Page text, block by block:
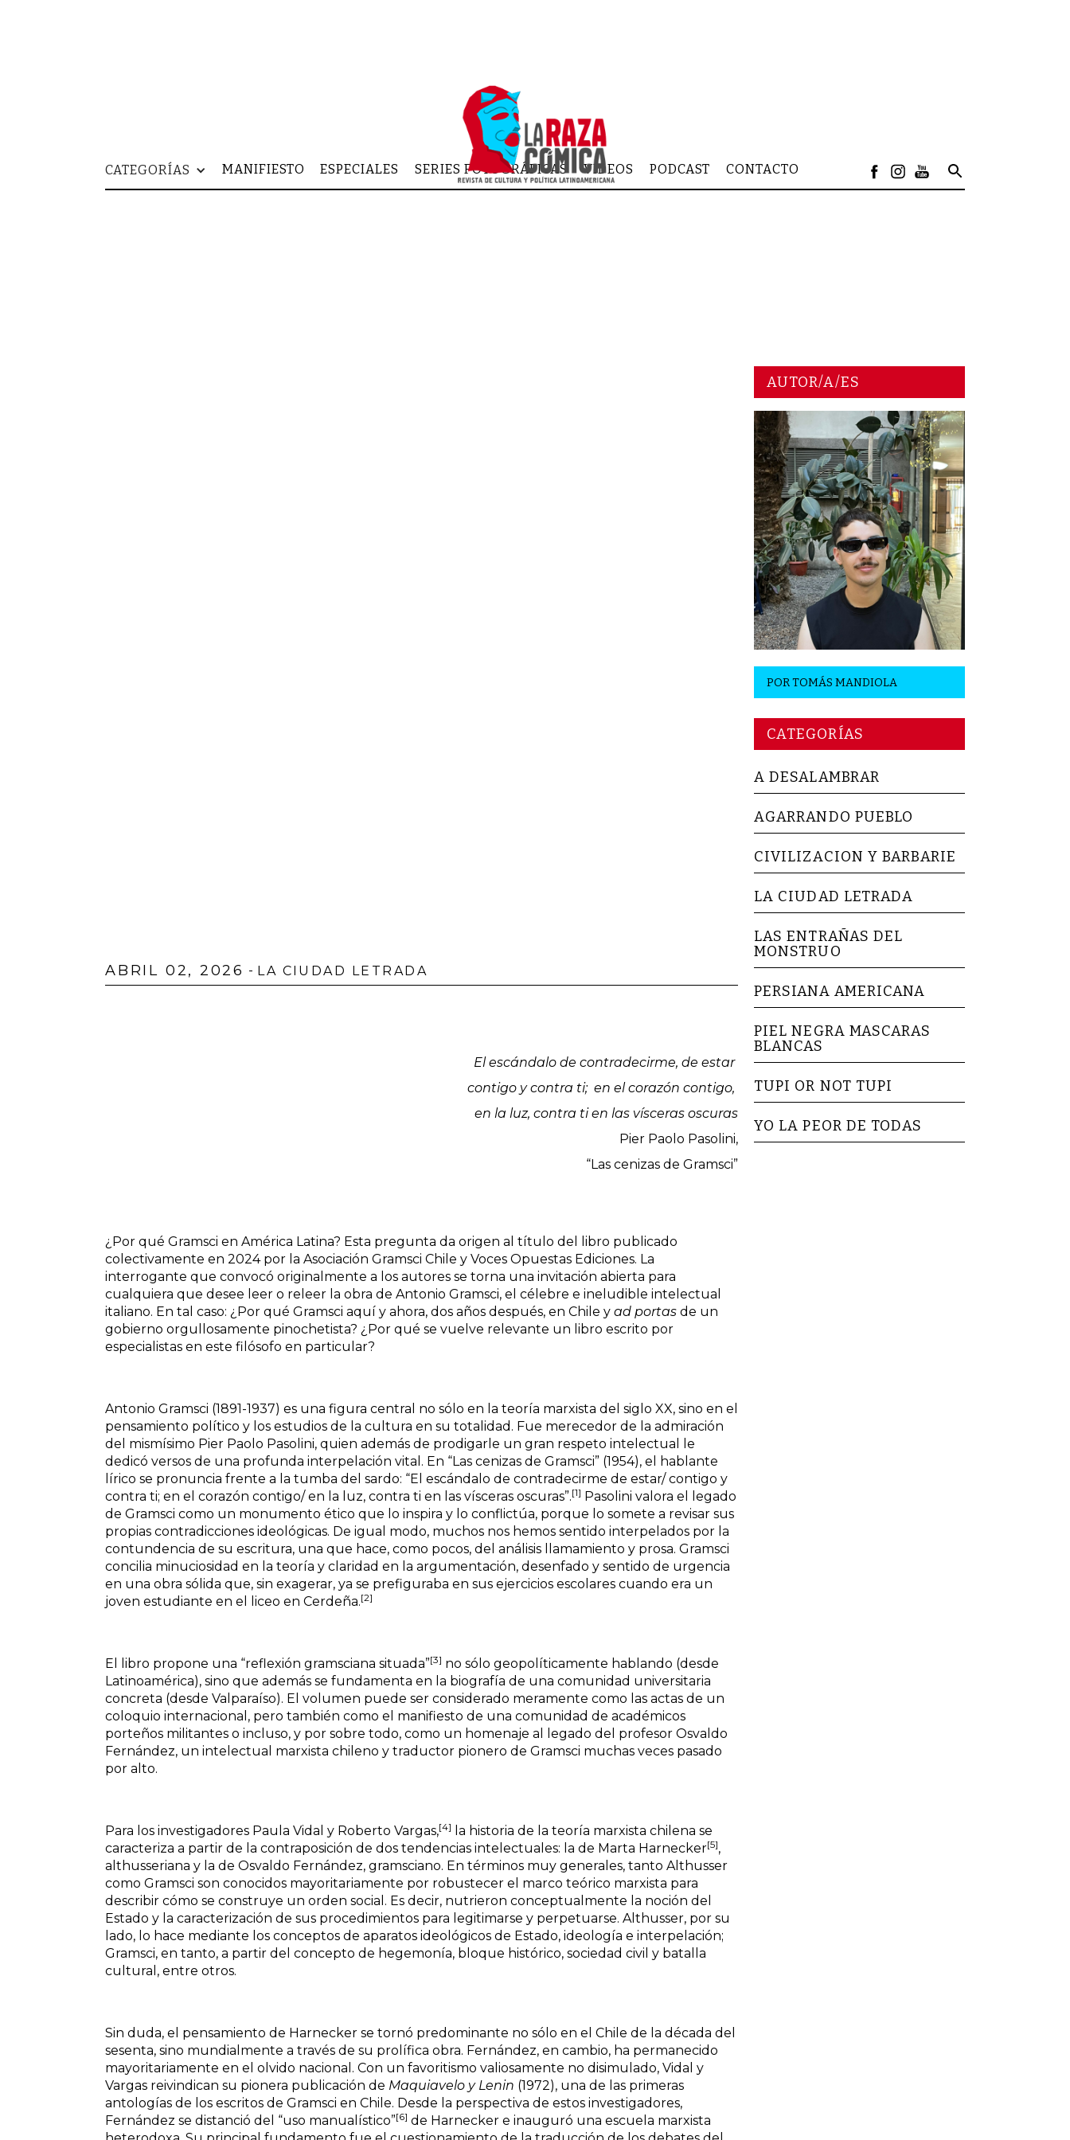
CATEGORÍAS MANIFIESTO ESPECIALES SERIES FOTOGRÁFICAS VIDEOS PODCAST CONTACTO
ABRIL 02, 2026 - LA CIUDAD LETRADA
El escándalo de contradecirme, de estar
contigo y contra ti; en el corazón contigo,
en la luz, contra ti en las vísceras oscuras
Pier Paolo Pasolini,
“Las cenizas de Gramsci”
¿Por qué Gramsci en América Latina? Esta pregunta da origen al título del libro publicado
colectivamente en 2024 por la Asociación Gramsci Chile y Voces Opuestas Ediciones. La
interrogante que convocó originalmente a los autores se torna una invitación abierta para
cualquiera que desee leer o releer la obra de Antonio Gramsci, el célebre e ineludible intelectual
italiano. En tal caso: ¿Por qué Gramsci aquí y ahora, dos años después, en Chile y ad portas de un
gobierno orgullosamente pinochetista? ¿Por qué se vuelve relevante un libro escrito por
especialistas en este filósofo en particular?
Antonio Gramsci (1891-1937) es una figura central no sólo en la teoría marxista del siglo XX, sino en el
pensamiento político y los estudios de la cultura en su totalidad. Fue merecedor de la admiración
del mismísimo Pier Paolo Pasolini, quien además de prodigarle un gran respeto intelectual le
dedicó versos de una profunda interpelación vital. En “Las cenizas de Gramsci” (1954), el hablante
lírico se pronuncia frente a la tumba del sardo: “El escándalo de contradecirme de estar/ contigo y
contra ti; en el corazón contigo/ en la luz, contra ti en las vísceras oscuras”.[1] Pasolini valora el legado
de Gramsci como un monumento ético que lo inspira y lo conflictúa, porque lo somete a revisar sus
propias contradicciones ideológicas. De igual modo, muchos nos hemos sentido interpelados por la
contundencia de su escritura, una que hace, como pocos, del análisis llamamiento y prosa. Gramsci
concilia minuciosidad en la teoría y claridad en la argumentación, desenfado y sentido de urgencia
en una obra sólida que, sin exagerar, ya se prefiguraba en sus ejercicios escolares cuando era un
joven estudiante en el liceo en Cerdeña.[2]
El libro propone una “reflexión gramsciana situada”[3] no sólo geopolíticamente hablando (desde
Latinoamérica), sino que además se fundamenta en la biografía de una comunidad universitaria
concreta (desde Valparaíso). El volumen puede ser considerado meramente como las actas de un
coloquio internacional, pero también como el manifiesto de una comunidad de académicos
porteños militantes o incluso, y por sobre todo, como un homenaje al legado del profesor Osvaldo
Fernández, un intelectual marxista chileno y traductor pionero de Gramsci muchas veces pasado
por alto.
Para los investigadores Paula Vidal y Roberto Vargas,[4]
la historia de la teoría marxista chilena se
caracteriza a partir de la contraposición de dos tendencias intelectuales: la de Marta Harnecker[5],
althusseriana y la de Osvaldo Fernández, gramsciano. En términos muy generales, tanto Althusser
como Gramsci son conocidos mayoritariamente por robustecer el marco teórico marxista para
describir cómo se construye un orden social. Es decir, nutrieron conceptualmente la noción del
Estado y la caracterización de sus procedimientos para legitimarse y perpetuarse. Althusser, por su
lado, lo hace mediante los conceptos de aparatos ideológicos de Estado, ideología e interpelación;
Gramsci, en tanto, a partir del concepto de hegemonía, bloque histórico, sociedad civil y batalla
cultural, entre otros.
Sin duda, el pensamiento de Harnecker se tornó predominante no sólo en el Chile de la década del
sesenta, sino mundialmente a través de su prolífica obra. Fernández, en cambio, ha permanecido
mayoritariamente en el olvido nacional. Con un favoritismo valiosamente no disimulado, Vidal y
Vargas reivindican su pionera publicación de Maquiavelo y Lenin (1972), una de las primeras
antologías de los escritos de Gramsci en Chile. Desde la perspectiva de estos investigadores,
Fernández se distanció del “uso manualístico”[6] de Harnecker e inauguró una escuela marxista
AUTOR/A/ES
PORTOMÁS MANDIOLA
CATEGORÍAS
A DESALAMBRAR
AGARRANDO PUEBLO
CIVILIZACION Y BARBARIE
LA CIUDAD LETRADA
LAS ENTRAÑAS DEL
MONSTRUO
PERSIANA AMERICANA
PIEL NEGRA MASCARAS
BLANCAS
TUPI OR NOT TUPI
YO LA PEOR DE TODAS